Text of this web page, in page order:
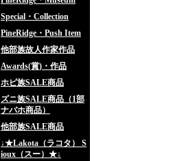
Special・Collection
PineRidge・Push Item
他部族故人作家作品
Awards(賞)・作品
ホピ族SALE商品
ズニ族SALE商品（1部
ナバホ商品）
他部族SALE商品
↓★Lakota（ラコタ） S
ioux（スー）★↓